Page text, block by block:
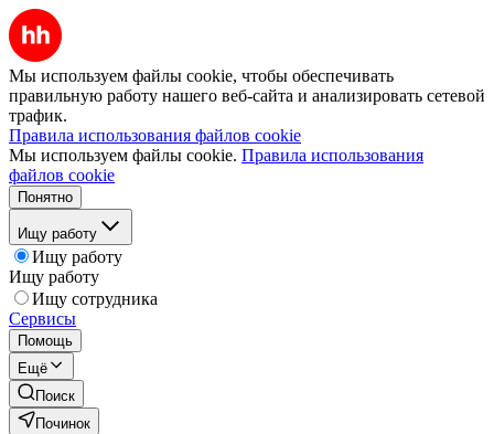
Мы используем файлы cookie, чтобы обеспечивать
правильную работу нашего веб-сайта и анализировать сетевой
трафик.
Правила использования файлов cookie
Мы используем файлы cookie. Правила использования
файлов cookie
Понятно
Ищу работу
Ищу работу
Ищу работу
Ищу сотрудника
Сервисы
Помощь
Ещё
Поиск
Починок